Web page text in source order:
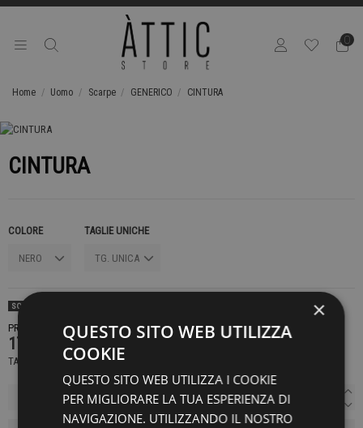
0
Home Uomo Scarpe GENERICO CINTURA
CINTURA
COLORE TAGLIE UNICHE
SOLD OUT
PRODOTTO NON DISPONIBILE CONTATTACI PER SAPERE DI PIÙ
179,00 €
TASSE INCLUSE
×
QUESTO SITO WEB UTILIZZA
COOKIE
QUESTO SITO WEB UTILIZZA I COOKIE
PER MIGLIORARE LA TUA ESPERIENZA DI
NAVIGAZIONE. UTILIZZANDO IL NOSTRO